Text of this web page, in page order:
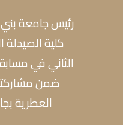
رئيس جامعة
كلية الصيدلة
الثاني في
ضمن
العطرية